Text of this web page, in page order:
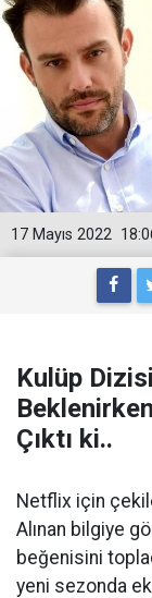
17 Mayıs 2022
Kulüp
Çıktı ki..
Netflix için
Alınan bilgiye
beğenisini
yeni sezonda